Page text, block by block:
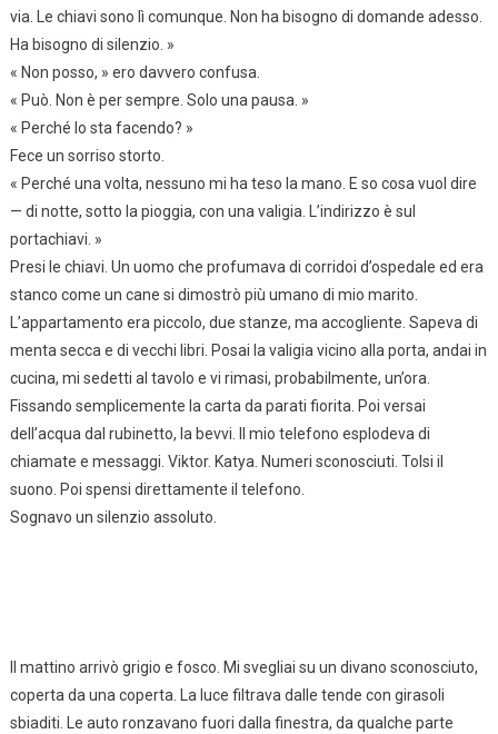
via. Le chiavi sono lì comunque. Non ha bisogno di domande adesso.
Ha bisogno di silenzio. »
« Non posso, » ero davvero confusa.
« Può. Non è per sempre. Solo una pausa. »
« Perché lo sta facendo? »
Fece un sorriso storto.
« Perché una volta, nessuno mi ha teso la mano. E so cosa vuol dire
— di notte, sotto la pioggia, con una valigia. L’indirizzo è sul
portachiavi. »
Presi le chiavi. Un uomo che profumava di corridoi d’ospedale ed era
stanco come un cane si dimostrò più umano di mio marito.
L’appartamento era piccolo, due stanze, ma accogliente. Sapeva di
menta secca e di vecchi libri. Posai la valigia vicino alla porta, andai in
cucina, mi sedetti al tavolo e vi rimasi, probabilmente, un’ora.
Fissando semplicemente la carta da parati fiorita. Poi versai
dell’acqua dal rubinetto, la bevvi. Il mio telefono esplodeva di
chiamate e messaggi. Viktor. Katya. Numeri sconosciuti. Tolsi il
suono. Poi spensi direttamente il telefono.
Sognavo un silenzio assoluto.
Il mattino arrivò grigio e fosco. Mi svegliai su un divano sconosciuto,
coperta da una coperta. La luce filtrava dalle tende con girasoli
sbiaditi. Le auto ronzavano fuori dalla finestra, da qualche parte